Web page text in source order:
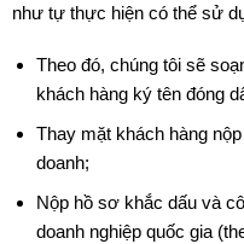
như tự thực hiện có thể sử
Theo đó, chúng tôi sẽ
khách hàng ký tên đóng
Thay mặt khách hàng
doanh;
Nộp hồ sơ khắc dấu và
doanh nghiệp quốc gia